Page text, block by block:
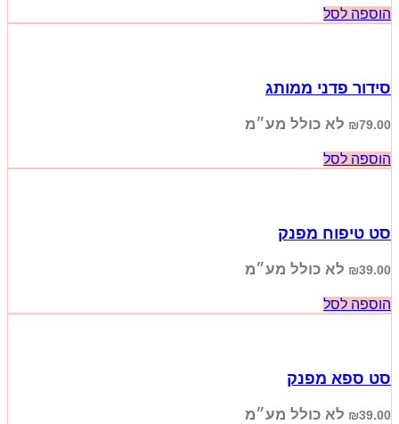
הוספה לסל
סידור פדני ממותג
₪79.00 לא כולל מע״מ
הוספה לסל
סט טיפוח מפנק
₪39.00 לא כולל מע״מ
הוספה לסל
סט ספא מפנק
₪39.00 לא כולל מע״מ